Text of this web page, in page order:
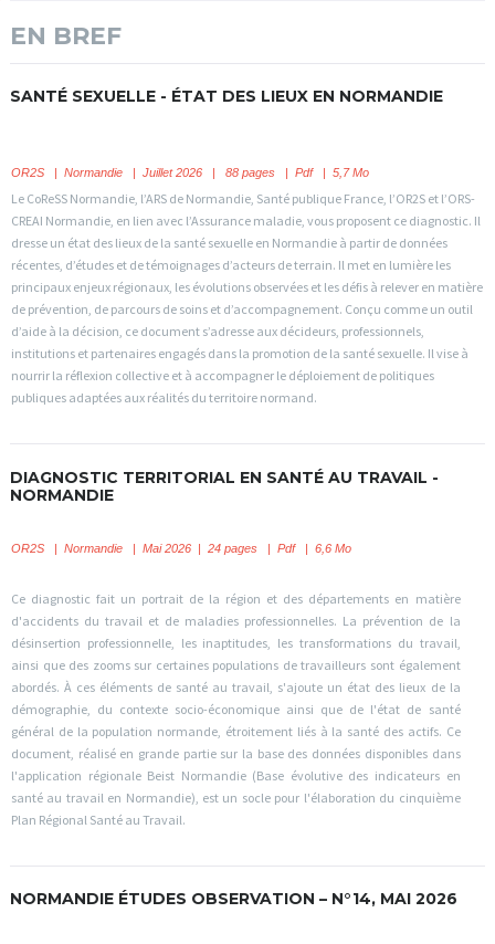
EN BREF
SANTÉ SEXUELLE - ÉTAT DES LIEUX EN NORMANDIE
OR2S | Normandie| Juillet 2026 | 88 pages | Pdf | 5,7 Mo
Le CoReSS Normandie, l’ARS de Normandie, Santé publique France, l’OR2S et l’ORS-
CREAI Normandie, en lien avec l’Assurance maladie, vous proposent ce diagnostic. Il
dresse un état des lieux de la santé sexuelle en Normandie à partir de données
récentes, d’études et de témoignages d’acteurs de terrain. Il met en lumière les
principaux enjeux régionaux, les évolutions observées et les défis à relever en matière
de prévention, de parcours de soins et d’accompagnement. Conçu comme un outil
d’aide à la décision, ce document s’adresse aux décideurs, professionnels,
institutions et partenaires engagés dans la promotion de la santé sexuelle. Il vise à
nourrir la réflexion collective et à accompagner le déploiement de politiques
publiques adaptées aux réalités du territoire normand.
DIAGNOSTIC TERRITORIAL EN SANTÉ AU TRAVAIL -
NORMANDIE
OR2S Normandie | Mai 2026 | 24 pages | Pdf | 6,6 Mo
Ce diagnostic fait un portrait de la région et des départements en matière
d'accidents du travail et de maladies professionnelles. La prévention de la
désinsertion professionnelle, les inaptitudes, les transformations du travail,
ainsi que des zooms sur certaines populations de travailleurs sont également
abordés. À ces éléments de santé au travail, s'ajoute un état des lieux de la
démographie, du contexte socio-économique ainsi que de l'état de santé
général de la population normande, étroitement liés à la santé des actifs. Ce
document, réalisé en grande partie sur la base des données disponibles dans
l'application régionale Beist Normandie (Base évolutive des indicateurs en
santé au travail en Normandie), est un socle pour l'élaboration du cinquième
Plan Régional Santé au Travail.
NORMANDIE ÉTUDES OBSERVATION – N°14, MAI 2026